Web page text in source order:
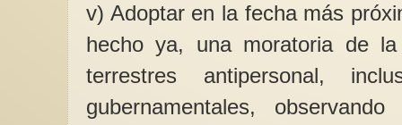
v) Adoptar en la fecha más
hecho ya, una moratoria de
terrestres antipersonal,
gubernamentales,